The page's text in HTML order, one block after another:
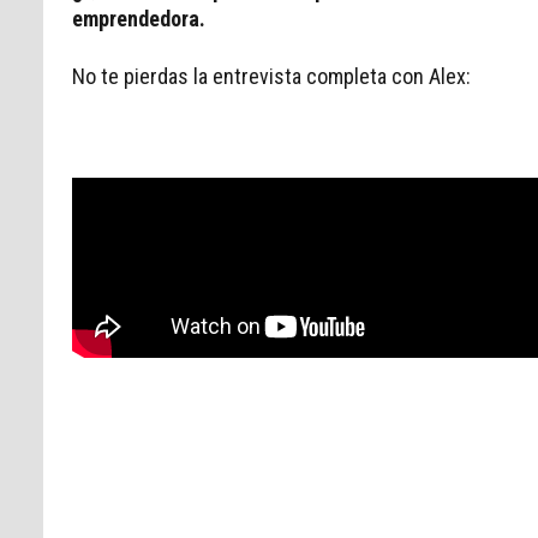
emprendedora.
No te pierdas la entrevista completa con Alex:
Acepto laPolítica de Privacidad*